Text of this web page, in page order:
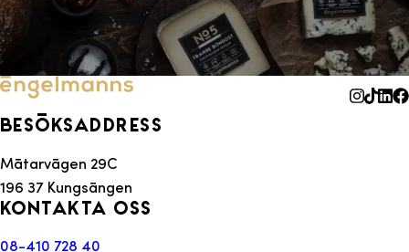
Besöksaddress
Mätarvägen 29C
196 37 Kungsängen
Kontakta oss
08-410 728 40